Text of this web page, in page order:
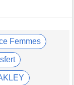
!"
19:13
Femmes